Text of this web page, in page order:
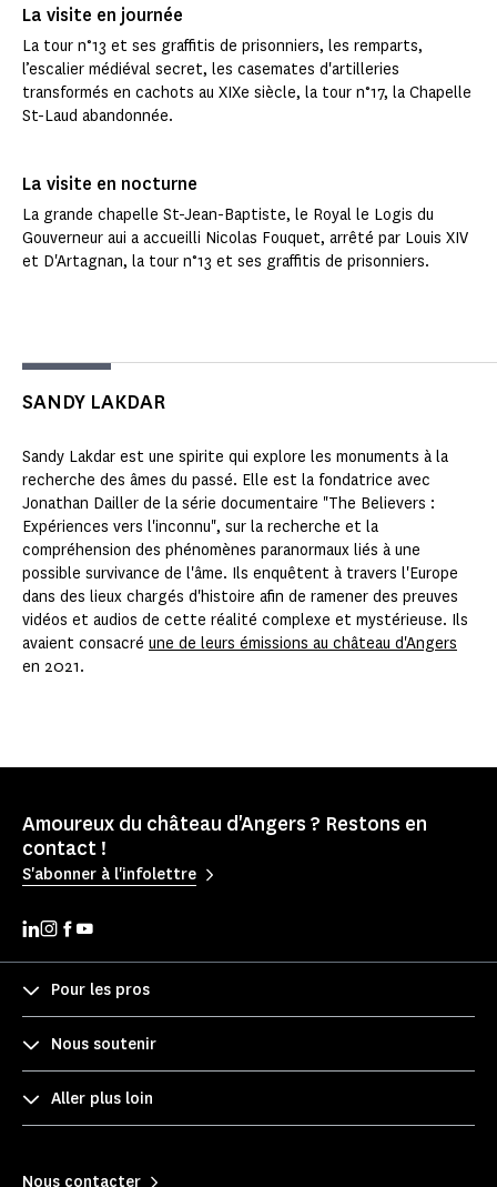
La visite en journée
La tour n°13 et ses graffitis de prisonniers, les remparts,
l’escalier médiéval secret, les casemates d'artilleries
transformés en cachots au XIXe siècle, la tour n°17, la Chapelle
St-Laud abandonnée.
La visite en nocturne
La grande chapelle St-Jean-Baptiste, le Royal le Logis du
Gouverneur aui a accueilli Nicolas Fouquet, arrêté par Louis XIV
et D'Artagnan, la tour n°13 et ses graffitis de prisonniers.
SANDY LAKDAR
Sandy Lakdar est une spirite qui explore les monuments à la
recherche des âmes du passé. Elle est la fondatrice avec
Jonathan Dailler de la série documentaire "The Believers :
Expériences vers l'inconnu", sur la recherche et la
compréhension des phénomènes paranormaux liés à une
possible survivance de l'âme. Ils enquêtent à travers l'Europe
dans des lieux chargés d'histoire afin de ramener des preuves
vidéos et audios de cette réalité complexe et mystérieuse. Ils
avaient consacré une de leurs émissions au château d'Angers
en 2021.
Amoureux du château d'Angers ? Restons en
contact !
S'abonner à l'infolettre
Pour les pros
Nous soutenir
Aller plus loin
Nous contacter